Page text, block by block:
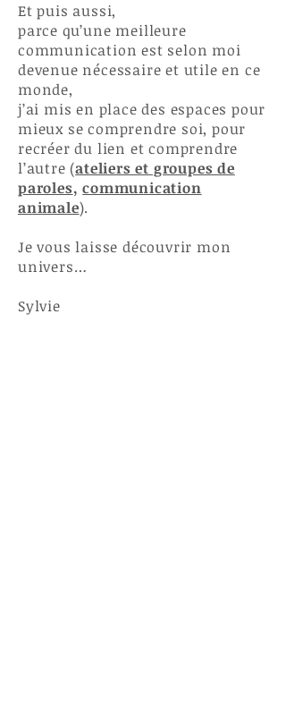
Et puis aussi,
parce qu’une meilleure
communication est selon moi
devenue nécessaire et utile en ce
monde,
j’ai mis en place des espaces pour
mieux se comprendre soi, pour
recréer du lien et comprendre
l’autre (ateliers et groupes de
paroles,communication
animale).
Je vous laisse découvrir mon
univers…
Sylvie